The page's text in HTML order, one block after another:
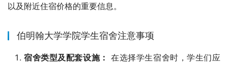
以及附近住宿价格的重要信息。
伯明翰大学学院学生宿舍注意事项
宿舍类型及配套设施： 在选择学生宿舍时，学生们应